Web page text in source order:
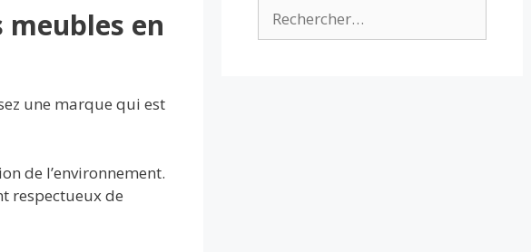
meubles en
une marque qui est
de l’environnement.
respectueux de